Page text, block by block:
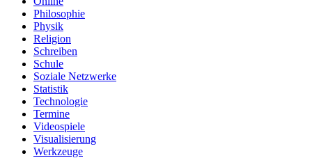
Philosophie
Physik
Religion
Schreiben
Schule
Soziale Netzwerke
Statistik
Technologie
Termine
Videospiele
Visualisierung
Werkzeuge